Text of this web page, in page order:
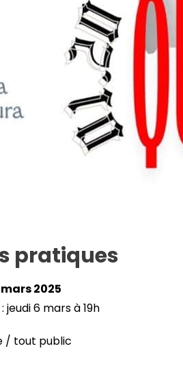
pratiques
2025
jeudi 6 mars à 19h
/ tout public